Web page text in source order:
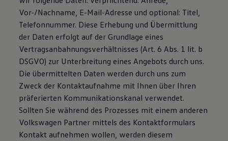
Vor-/Nachname, E-Mail-Adresse und optional: Titel,
Telefonnummer. Diese Erhebung und Übermittlung
der Daten erfolgt auf der Grundlage eines
Vertragsanbahnungsverhältnisses (Art. 6 Abs. 1 lit. b
DSGVO) zur Unterbreitung eines Angebots durch uns.
Die übermittelten Daten werden durch uns zum
Zweck der Kontaktaufnahme mit Ihnen über Ihren
präferierten Kommunikationskanal verwendet.
Sollten Sie während des Prozesses mit einem anderen
Volkswagen Partner mittels des Kontaktformulars
Kontakt aufnehmen wollen, werden diesem